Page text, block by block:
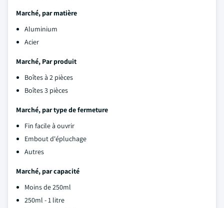
Marché, par matière
Aluminium
Acier
Marché, Par produit
Boîtes à 2 pièces
Boîtes 3 pièces
Marché, par type de fermeture
Fin facile à ouvrir
Embout d'épluchage
Autres
Marché, par capacité
Moins de 250ml
250ml - 1 litre